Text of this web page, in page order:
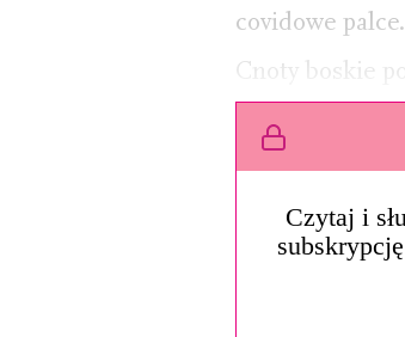
covidowe palce.
Cnoty boskie
Czytaj i